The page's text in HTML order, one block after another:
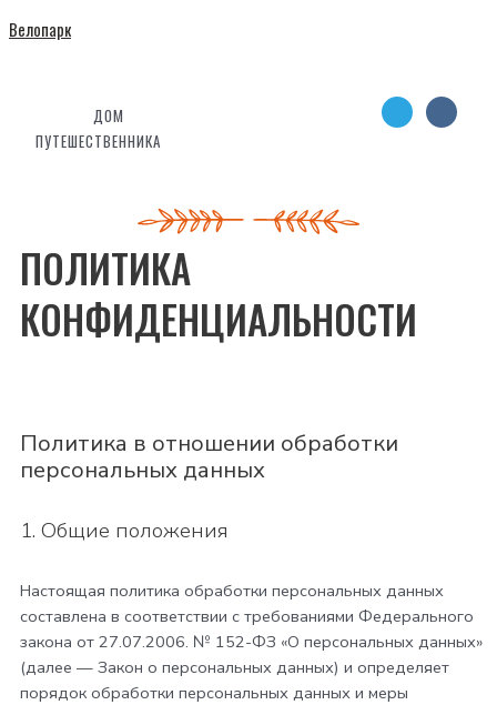
Велопарк
ДОМ
ПУТЕШЕСТВЕННИКА
ПОЛИТИКА
КОНФИДЕНЦИАЛЬНОСТИ
Политика в отношении обработки
персональных данных
1. Общие положения
Настоящая политика обработки персональных данных
составлена в соответствии с требованиями Федерального
закона от 27.07.2006. № 152-ФЗ «О персональных данных»
(далее — Закон о персональных данных) и определяет
порядок обработки персональных данных и меры